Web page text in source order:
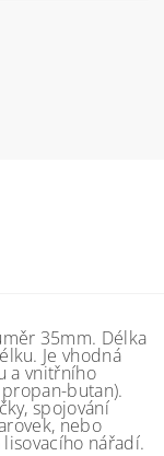
35mm. Délka
Je vhodná
a vnitřního
butan).
spojování
nebo
nářadí.